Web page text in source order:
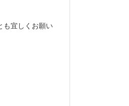
も宜しくお願い